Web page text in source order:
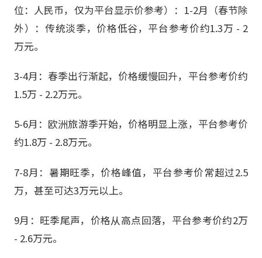
位：人民币，仅为平台显示价参考）：1-2月（春节除
外）：传统淡季，价格低谷，平台参考价约1.3万 - 2
万元。
3-4月：春季出行渐起，价格缓慢回升，平台参考价约
1.5万 - 2.2万元。
5-6月：欧洲旅游季开始，价格明显上涨，平台参考价
约1.8万 - 2.8万元。
7-8月：暑期旺季，价格峰值，平台参考价常超过2.5
万，甚至可达3万元以上。
9月：旺季尾声，价格从高点回落，平台参考价约2万
- 2.6万元。